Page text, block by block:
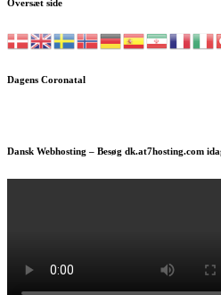
Oversæt side
Dagens Coronatal
Dansk Webhosting – Besøg dk.at7hosting.com